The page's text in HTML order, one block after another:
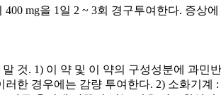
mg을 1일 2 ~ 3회 경구투여한다. 증상
것. 1) 이 약 및 이 약의 구성성분에 과
한 경우에는 감량 투여한다. 2) 소화기계